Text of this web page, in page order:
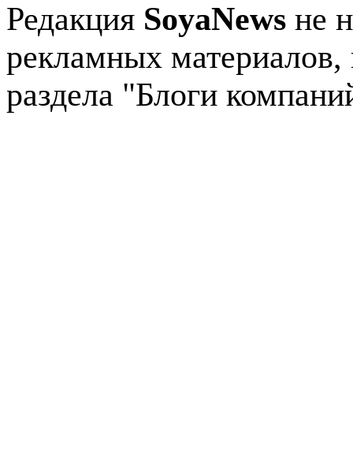
Редакция SoyaNews не
рекламных
раздела "Блоги